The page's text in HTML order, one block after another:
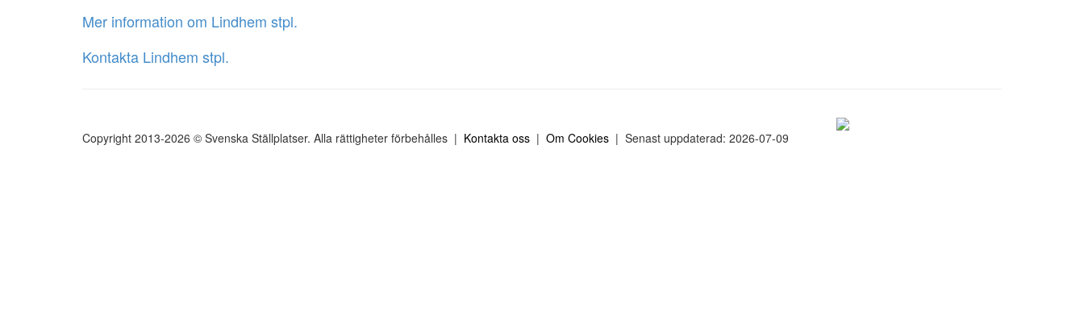
Mer information om Lindhem stpl.
Kontakta Lindhem stpl.
Copyright 2013-2026 © Svenska Ställplatser. Alla rättigheter förbehålles | Kontakta oss | Om Cookies | Senast uppdaterad: 2026-07-09